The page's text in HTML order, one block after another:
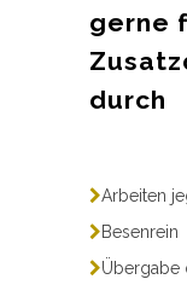
gerne
durch
Arbeiten
Besenrein
Übergabe